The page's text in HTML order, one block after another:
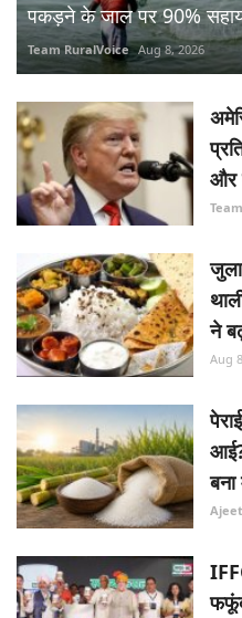
पकड़ने के जाल पर 90%
Team RuralVoice Aug 8, 2026
और
ने
Aug